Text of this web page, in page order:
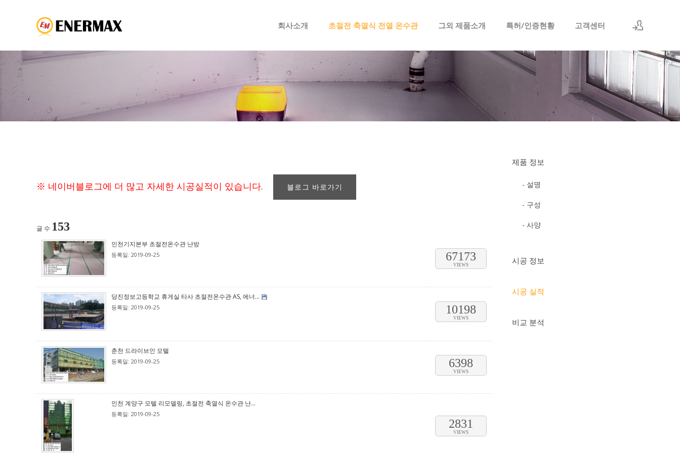
로그인
회원가입
회사소개 초절전 축열식 전열 온수관 그외 제품소개 특허/인증현황 고객센터
제품 정보
- 설명
- 구성
- 사양
시공 정보
시공 실적
비교 분석
※ 네이버블로그에 더 많고 자세한 시공실적이 있습니다. 블로그 바로가기
글 수 153
인천기지본부 초절전온수관 난방
등록일: 2019-09-25 67173
VIEWS
당진정보고등학교 휴게실 타사 초절전온수관 AS, 에너...
등록일: 2019-09-25 10198
VIEWS
춘천 드라이브인 모텔
등록일: 2019-09-25 6398
VIEWS
인천 계양구 모텔 리모델링, 초절전 축열식 온수관 난...
등록일: 2019-09-25
2831
VIEWS